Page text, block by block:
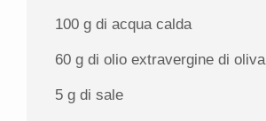
100 gdi acqua calda
60 gdi olio extravergine di oliva
5 gdi sale